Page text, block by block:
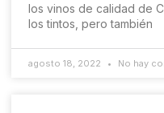
los vinos de calidad de
los tintos, pero también
agosto 18, 2022 No hay